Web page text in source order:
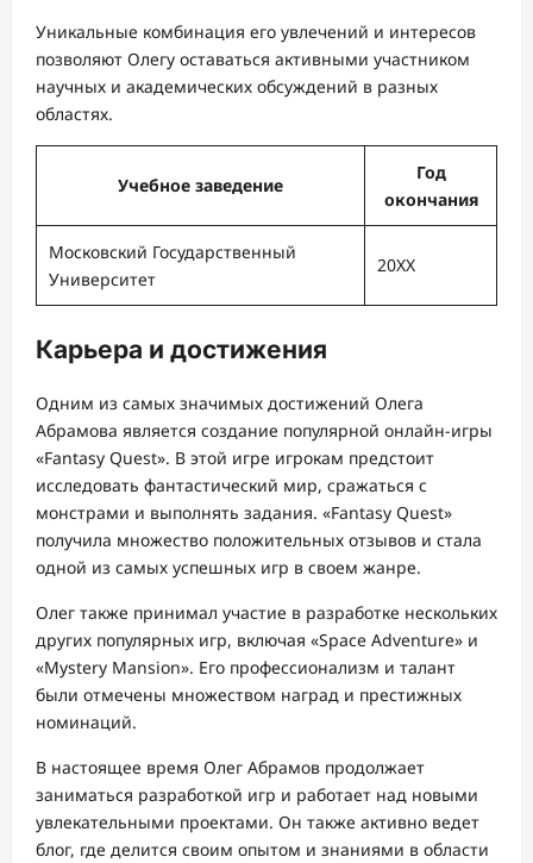
Уникальные комбинация его увлечений и интересов
позволяют Олегу оставаться активными участником
научных и академических обсуждений в разных
областях.
Учебное заведение
Год
окончания
Московский Государственный
Университет
20XX
Карьера и достижения
Одним из самых значимых достижений Олега
Абрамова является создание популярной онлайн-игры
«Fantasy Quest». В этой игре игрокам предстоит
исследовать фантастический мир, сражаться с
монстрами и выполнять задания. «Fantasy Quest»
получила множество положительных отзывов и стала
одной из самых успешных игр в своем жанре.
Олег также принимал участие в разработке нескольких
других популярных игр, включая «Space Adventure» и
«Mystery Mansion». Его профессионализм и талант
были отмечены множеством наград и престижных
номинаций.
В настоящее время Олег Абрамов продолжает
заниматься разработкой игр и работает над новыми
увлекательными проектами. Он также активно ведет
блог, где делится своим опытом и знаниями в области